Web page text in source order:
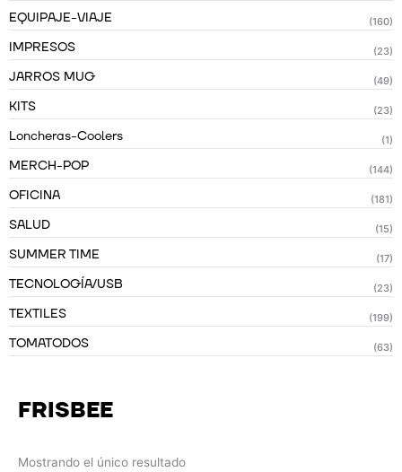
EQUIPAJE-VIAJE (160)
IMPRESOS (23)
JARROS MUG (49)
KITS (23)
Loncheras-Coolers (1)
MERCH-POP (144)
OFICINA (181)
SALUD (15)
SUMMER TIME (17)
TECNOLOGÍA/USB (23)
TEXTILES (199)
TOMATODOS (63)
FRISBEE
Mostrando el único resultado